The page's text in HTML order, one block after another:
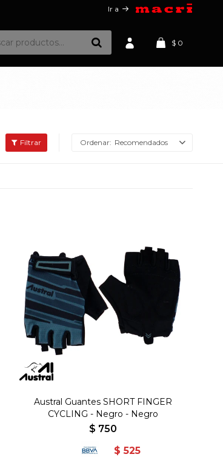
$ 0
Ir a
Recomendados
Austral Guantes SHORT FINGER
CYCLING - Negro - Negro
$ 750
$ 525